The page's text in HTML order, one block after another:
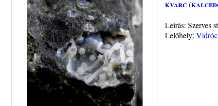
kvarc
Leírás: Szerves
Lelőhely: